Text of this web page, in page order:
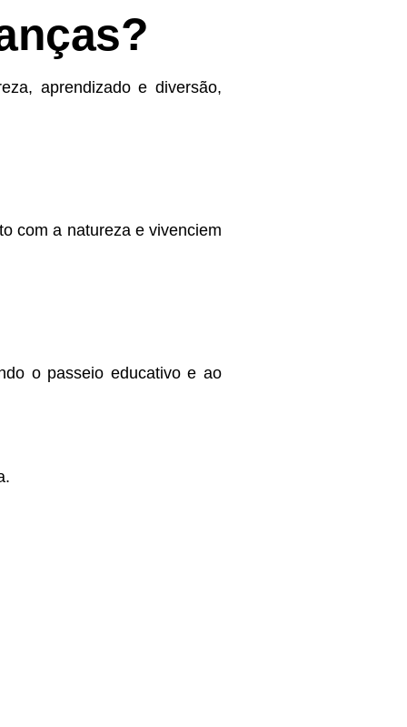
aprendizado e diversão,
com a natureza e vivenciem
o passeio educativo e ao